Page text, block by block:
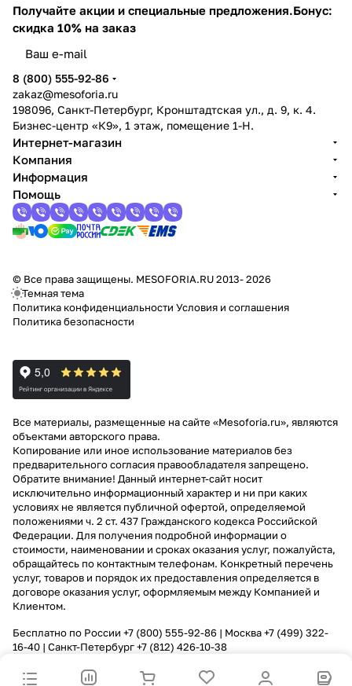
Получайте акции и специальные предложения.Бонус:
скидка 10% на заказ
8 (800) 555-92-86
zakaz@mesoforia.ru
198096, Санкт-Петербург, Кронштадтская ул., д. 9, к. 4.
Бизнес-центр «К9», 1 этаж, помещение 1-Н.
Интернет-магазин
Компания
Информация
Помощь
© Все права защищены. MESOFORIA.RU 2013- 2026
Темная тема
Политика конфиденциальности Условия и соглашения
Политика безопасности
Все материалы, размещенные на сайте «Mesoforia.ru», являются
объектами авторского права.
Копирование или иное использование материалов без
предварительного согласия правообладателя запрещено.
Обратите внимание! Данный интернет-сайт носит
исключительно информационный характер и ни при каких
условиях не является публичной офертой, определяемой
положениями ч. 2 ст. 437 Гражданского кодекса Российской
Федерации. Для получения подробной информации о
стоимости, наименовании и сроках оказания услуг, пожалуйста,
обращайтесь по контактным телефонам. Конкретный перечень
услуг, товаров и порядок их предоставления определяется в
договоре оказания услуг, оформляемым между Компанией и
Клиентом.
Бесплатно по России +7 (800) 555-92-86 | Москва+7 (499) 322-
16-40 | Санкт-Петербург+7 (812) 426-10-38